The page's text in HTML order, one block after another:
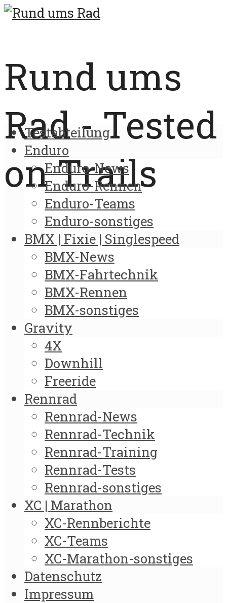
Rund ums
Rad - Tested
on Trails
Testabteilung
Enduro
Enduro-News
Enduro-Rennen
Enduro-Teams
Enduro-sonstiges
BMX | Fixie | Singlespeed
BMX-News
BMX-Fahrtechnik
BMX-Rennen
BMX-sonstiges
Gravity
4X
Downhill
Freeride
Rennrad
Rennrad-News
Rennrad-Technik
Rennrad-Training
Rennrad-Tests
Rennrad-sonstiges
XC | Marathon
XC-Rennberichte
XC-Teams
XC-Marathon-sonstiges
Datenschutz
Impressum